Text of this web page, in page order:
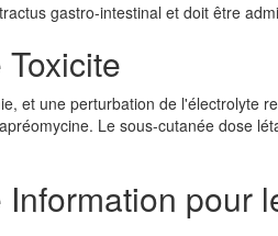
gastro-intestinal et doit être
et une perturbation de l'électrolyte
Le sous-cutanée dose
pour